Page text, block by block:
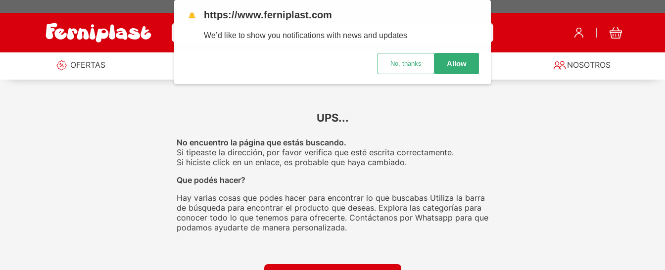
¿Qué estás buscando?
OFERTAS SUCURSALES NOSOTROS
UPS...
No encuentro la página que estás buscando.
Si tipeaste la dirección, por favor verifica que esté escrita correctamente.
Si hiciste click en un enlace, es probable que haya cambiado.
Que podés hacer?
Hay varias cosas que podes hacer para encontrar lo que buscabas Utiliza la barra
de búsqueda para encontrar el producto que deseas. Explora las categorías para
conocer todo lo que tenemos para ofrecerte. Contáctanos por Whatsapp para que
podamos ayudarte de manera personalizada.
🔔 https://www.ferniplast.com
We’d like to show you notifications with news and updates
No, thanks Allow